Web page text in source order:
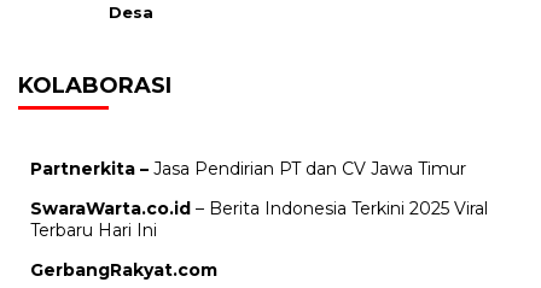
Desa
KOLABORASI
Partnerkita – Jasa Pendirian PT dan CV Jawa Timur
SwaraWarta.co.id – Berita Indonesia Terkini 2025 Viral
Terbaru Hari Ini
GerbangRakyat.com